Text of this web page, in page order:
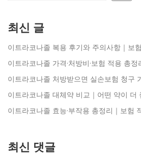
최신 글
이트라코나졸 복용 후기와 주의사항｜보
이트라코나졸 가격·처방비·보험 적용 총정
이트라코나졸 처방받으면 실손보험 청구
이트라코나졸 대체약 비교｜어떤 약이 더
이트라코나졸 효능·부작용 총정리｜보험
최신 댓글